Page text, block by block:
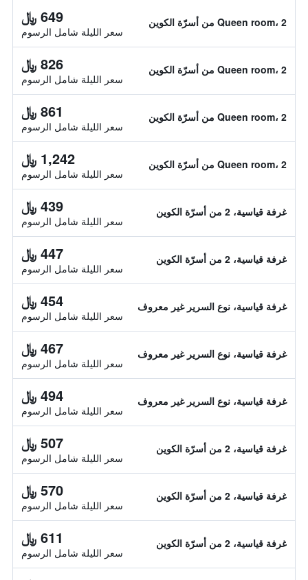
Queen room، 2 من أسرّة الكوين 649 ﷼
سعر الليلة شامل الرسوم
Queen room، 2 من أسرّة الكوين 826 ﷼
سعر الليلة شامل الرسوم
Queen room، 2 من أسرّة الكوين 861 ﷼
سعر الليلة شامل الرسوم
Queen room، 2 من أسرّة الكوين 1,242 ﷼
سعر الليلة شامل الرسوم
غرفة قياسية، 2 من أسرّة الكوين 439 ﷼
سعر الليلة شامل الرسوم
غرفة قياسية، 2 من أسرّة الكوين 447 ﷼
سعر الليلة شامل الرسوم
غرفة قياسية، نوع السرير غير معروف 454 ﷼
سعر الليلة شامل الرسوم
غرفة قياسية، نوع السرير غير معروف 467 ﷼
سعر الليلة شامل الرسوم
غرفة قياسية، نوع السرير غير معروف 494 ﷼
سعر الليلة شامل الرسوم
غرفة قياسية، 2 من أسرّة الكوين 507 ﷼
سعر الليلة شامل الرسوم
غرفة قياسية، 2 من أسرّة الكوين 570 ﷼
سعر الليلة شامل الرسوم
غرفة قياسية، 2 من أسرّة الكوين 611 ﷼
سعر الليلة شامل الرسوم